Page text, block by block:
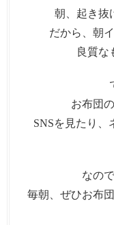
朝、起き抜
だから、朝
良質な
お布団
SNSを見たり、
なの
毎朝、ぜひお布